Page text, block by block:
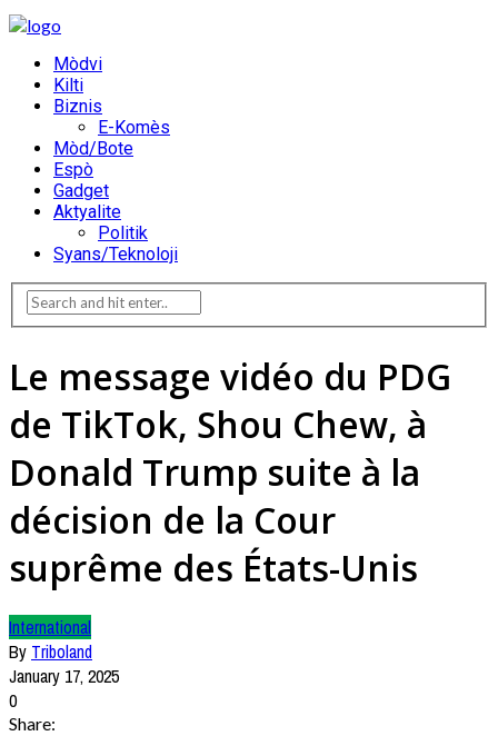
Mòdvi
Kilti
Biznis
E-Komès
Mòd/Bote
Espò
Gadget
Aktyalite
Politik
Syans/Teknoloji
Le message vidéo du PDG
de TikTok, Shou Chew, à
Donald Trump suite à la
décision de la Cour
suprême des États-Unis
International
By Triboland
January 17, 2025
0
Share: